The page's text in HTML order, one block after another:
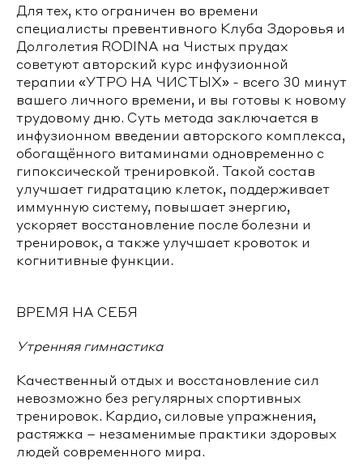
Для тех, кто ограничен во времени
специалисты превентивного Клуба Здоровья и
Долголетия RODINA на Чистых прудах
советуют авторский курс инфузионной
терапии «УТРО НА ЧИСТЫХ» - всего 30 минут
вашего личного времени, и вы готовы к новому
трудовому дню. Суть метода заключается в
инфузионном введении авторского комплекса,
обогащённого витаминами одновременно с
гипоксической тренировкой. Такой состав
улучшает гидратацию клеток, поддерживает
иммунную систему, повышает энергию,
ускоряет восстановление после болезни и
тренировок, а также улучшает кровоток и
когнитивные функции.
ВРЕМЯ НА СЕБЯ
Утренняя гимнастика
Качественный отдых и восстановление сил
невозможно без регулярных спортивных
тренировок. Кардио, силовые упражнения,
растяжка – незаменимые практики здоровых
людей современного мира.